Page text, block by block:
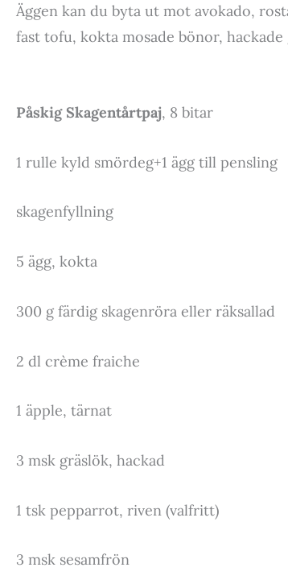
Äggen kan du byta ut mot avokado,
fast tofu, kokta mosade bönor,
Påskig Skagentårtpaj, 8 bitar
1 rulle kyld smördeg+1 ägg till pensling
skagenfyllning
5 ägg, kokta
300 g färdig skagenröra eller räksallad
2 dl crème fraiche
1 äpple, tärnat
3 msk gräslök, hackad
1 tsk pepparrot, riven (valfritt)
3 msk sesamfrön